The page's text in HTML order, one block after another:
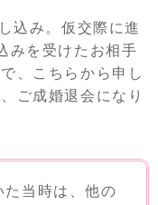
込み。仮交際に進
みを受けたお相手
、こちらから申し
ご成婚退会になり
た当時は、他の